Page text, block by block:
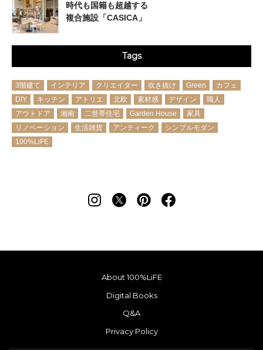
時代も国籍も超越する
複合施設「CASICA」
Tags
3階建て インテリア クリエイター 吹き抜け Green
カフェ
DIY
キッチン アトリエ 北欧 素材感 デザイン
職人
アウトドア
湘南 二世帯住宅 Garden House
家具
リノベーション
生活雑貨 アンティーク
シンプルモダン
100%LiFE
About 100%LiFE
Digital Books
Q&A
Privacy Policy